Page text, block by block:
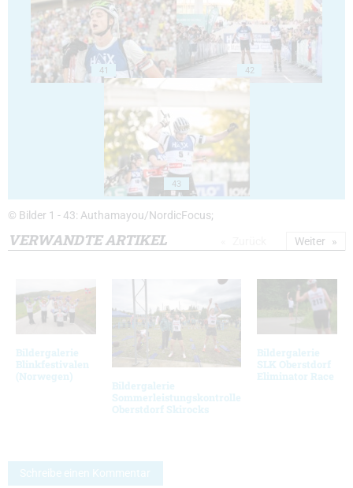
41 42
43
© Bilder 1 - 43: Authamayou/NordicFocus;
VERWANDTE ARTIKEL
Bildergalerie
Blinkfestivalen
(Norwegen)
Bildergalerie
Sommerleistungskontrolle
Oberstdorf Skirocks
Bildergalerie
SLK Oberstdorf
Eliminator Race
Weiter
Schreibe einen Kommentar